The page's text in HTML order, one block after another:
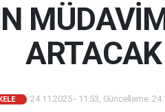
ARTACAK
24.11.2025 - 11:53, Güncelleme: